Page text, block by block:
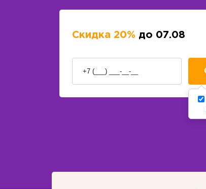
Скидка 20% до 07.08